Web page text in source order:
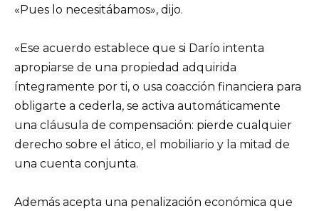
«Pues lo necesitábamos», dijo.
«Ese acuerdo establece que si Darío intenta
apropiarse de una propiedad adquirida
íntegramente por ti, o usa coacción financiera para
obligarte a cederla, se activa automáticamente
una cláusula de compensación: pierde cualquier
derecho sobre el ático, el mobiliario y la mitad de
una cuenta conjunta.
Además acepta una penalización económica que